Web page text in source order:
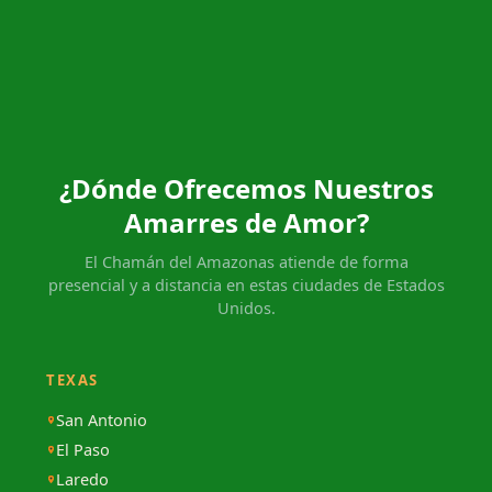
¿Dónde Ofrecemos Nuestros
Amarres de Amor?
El Chamán del Amazonas atiende de forma
presencial y a distancia en estas ciudades de Estados
Unidos.
TEXAS
San Antonio
El Paso
Laredo